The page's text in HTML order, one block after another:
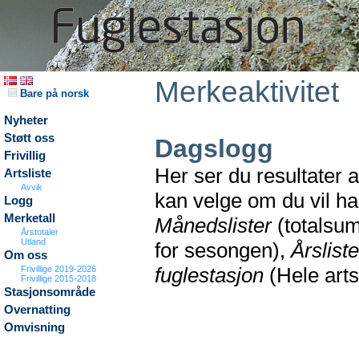
Bare på norsk
Nyheter
Støtt oss
Frivillig
Artsliste
Avvik
Logg
Merketall
Årstotaler
Utland
Om oss
Frivillige 2019-2026
Frivillige 2015-2018
Stasjonsområde
Overnatting
Omvisning
Merkeaktivitet
Dagslogg
Her ser du resultater
kan velge om du vil
Månedslister
for sesongen),
fuglestasjon (Hele